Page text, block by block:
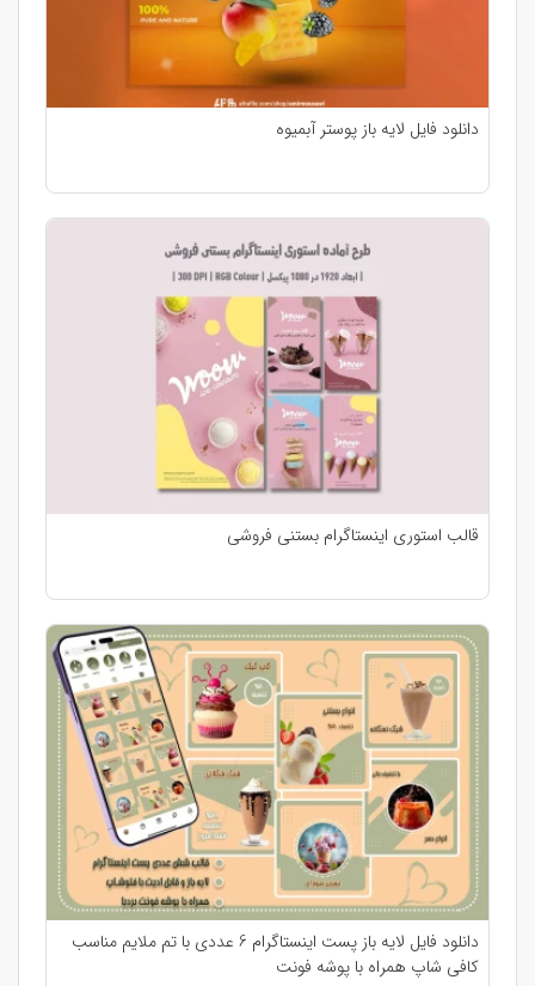
دانلود فایل لایه باز پوستر آبمیوه
قالب استوری اینستاگرام بستنی فروشی
دانلود فایل لایه باز پست اینستاگرام 6 عددی با تم ملایم مناسب
کافی شاپ همراه با پوشه فونت